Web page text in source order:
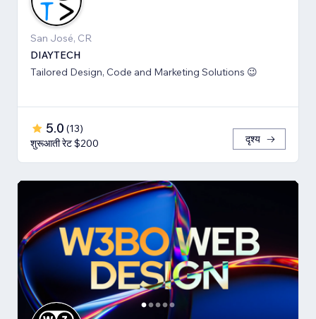
San José, CR
DIAYTECH
Tailored Design, Code and Marketing Solutions 😉
5.0 (13)
शुरूआती रेट $200
दृश्य